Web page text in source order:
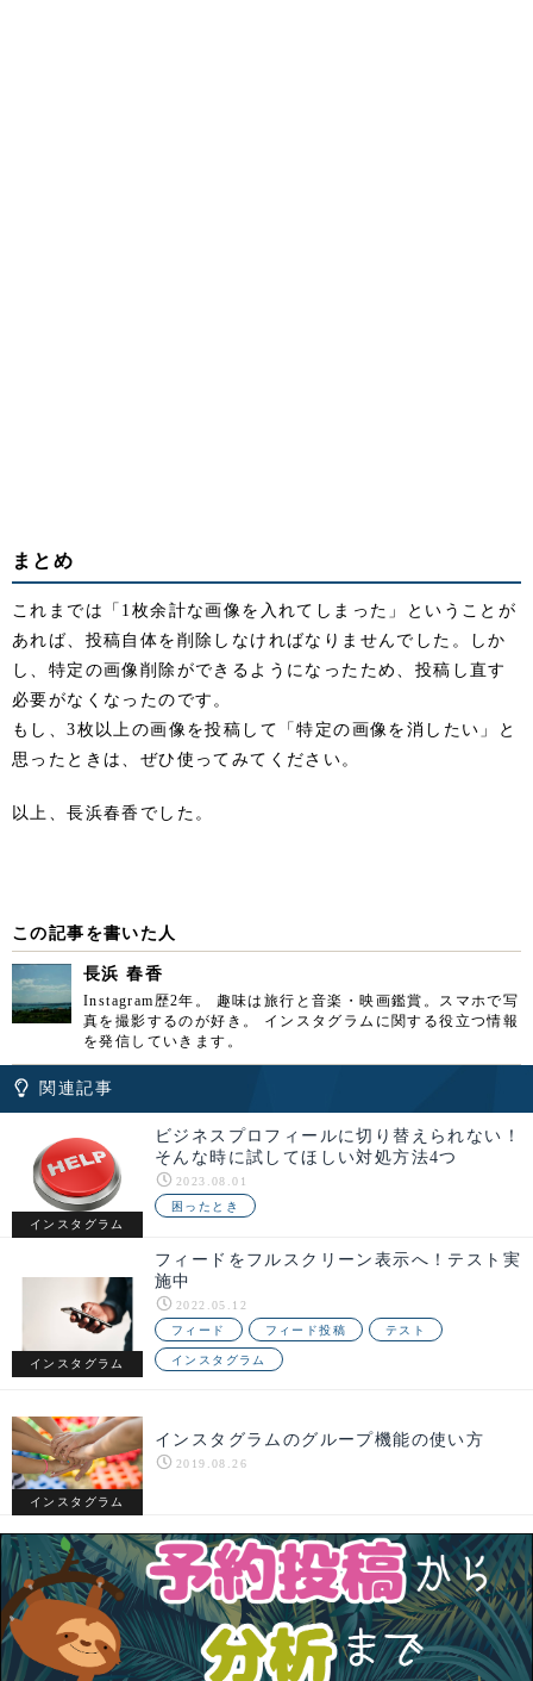
まとめ
これまでは「1枚余計な画像を入れてしまった」ということが
あれば、投稿自体を削除しなければなりませんでした。しか
し、特定の画像削除ができるようになったため、投稿し直す
必要がなくなったのです。
もし、3枚以上の画像を投稿して「特定の画像を消したい」と
思ったときは、ぜひ使ってみてください。
以上、長浜春香でした。
この記事を書いた人
長浜 春香
Instagram歴2年。 趣味は旅行と音楽・映画鑑賞。スマホで写
真を撮影するのが好き。 インスタグラムに関する役立つ情報
を発信していきます。
関連記事
インスタグラム
ビジネスプロフィールに切り替えられない！
そんな時に試してほしい対処方法4つ
2023.08.01
困ったとき
インスタグラム
フィードをフルスクリーン表示へ！テスト実
施中
2022.05.12
フィード
フィード投稿 テスト
インスタグラム
インスタグラム
インスタグラムのグループ機能の使い方
2019.08.26